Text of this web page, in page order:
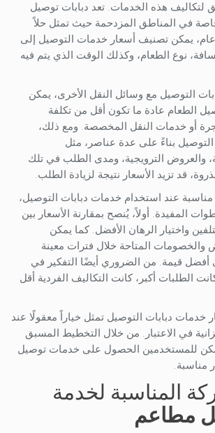
لتكاليف هذه الخدمات. تعد دبابات توصيل
خاصة في المناطق المزدحمة حيث تمثل حلاً
يمكن تصنيف أسعار خدمات التوصيل إلى
نوع الطعام، وكذلك الوقت الذي يتم فيه
التوصيل مع وسائل النقل الأخرى، يمكن
الطعام عادة ما تكون أقل من تكلفة
أو خدمات النقل المخصصة. ومع ذلك،
بناءً على عدة عناصر، مثل
والعروض الترويجية، ومدى الطلب في تلك
قد تزيد الأسعار نتيجة لزيادة الطلب.
عند استخدام خدمات دبابات التوصيل،
المفيدة. أولاً، يُنصح بمقارنة الأسعار بين
واختيار الرهان الأفضل. كما يمكن
والخصومات المتاحة خلال فترات معينة
قيمة. من الضروري أيضًا التفكير في
الطلبات أكبر، كانت التكاليف الفردية أقل
خدمات دبابات التوصيل تمثل خياراً معقولًا عند
في الاعتبار. من خلال التخطيط المسبق
يمكن للمستخدمين الحصول على خدمات توصيل
مناسبة.
المناسبة لخدمة
مطاعم